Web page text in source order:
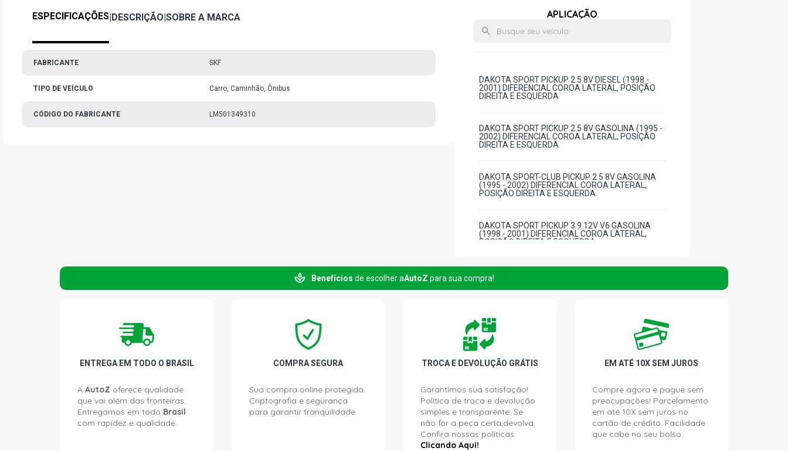
ESPECIFICAÇÕES|DESCRIÇÃO|SOBRE A MARCA
FABRICANTE SKF
TIPO DE VEÍCULO Carro, Caminhão, Ônibus
CÓDIGO DO FABRICANTE LM501349310
APLICAÇÃO
DAKOTA SPORT PICKUP 2.5 8V DIESEL (1998 -
2001) DIFERENCIAL COROA LATERAL, POSIÇÃO
DIREITA E ESQUERDA
DAKOTA SPORT PICKUP 2.5 8V GASOLINA (1995 -
2002) DIFERENCIAL COROA LATERAL, POSIÇÃO
DIREITA E ESQUERDA
DAKOTA SPORT-CLUB PICKUP 2.5 8V GASOLINA
(1995 - 2002) DIFERENCIAL COROA LATERAL,
POSIÇÃO DIREITA E ESQUERDA
DAKOTA SPORT PICKUP 3.9 12V V6 GASOLINA
(1998 - 2001) DIFERENCIAL COROA LATERAL,
POSIÇÃO DIREITA E ESQUERDA
DAKOTA SPORT-CLUB PICKUP 3.9 12V V6
GASOLINA (1998 - 2001) DIFERENCIAL COROA
LATERAL, POSIÇÃO DIREITA E ESQUERDA
DAKOTA SLT PICKUP 5.2 16V MAGNUM V8 318
GASOLINA (1998 - 2000) DIFERENCIAL COROA
LATERAL, POSIÇÃO DIREITA E ESQUERDA
SPRINTER 413 PICKUP 2.2 16V OM611LA DIESEL
(2006 - 2008) EIXO DIANTEIRO, RODA INTERNA
Benefícios de escolher aAutoZ para sua compra!
ENTREGA EM TODO O BRASIL
A AutoZ oferece qualidade
que vai além das fronteiras.
Entregamos em todo Brasil
com rapidez e qualidade.
COMPRA SEGURA
Sua compra online protegida.
Criptografia e segurança
para garantir tranquilidade.
TROCA E DEVOLUÇÃO GRÁTIS
Garantimos sua satisfação!
Política de troca e devolução
simples e transparente. Se
não for a peça certa,devolva.
Confira nossas políticas
Clicando Aqui!
EM ATÉ 10X SEM JUROS
Compre agora e pague sem
preocupações! Parcelamento
em até 10X sem juros no
cartão de crédito. Facilidade
que cabe no seu bolso.